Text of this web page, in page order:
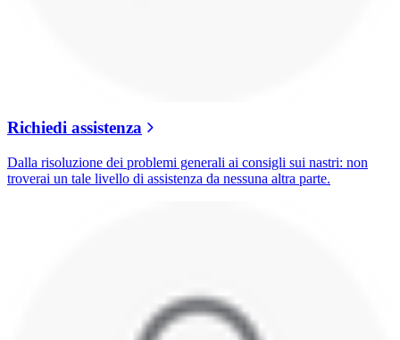
Richiedi assistenza
Dalla risoluzione dei problemi generali ai consigli sui nastri: non
troverai un tale livello di assistenza da nessuna altra parte.